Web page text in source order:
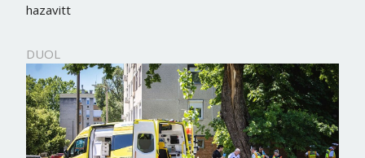
hazavitt
DUOL